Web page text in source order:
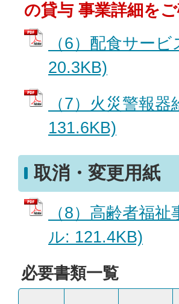
の貸与 事業詳細を
（6）配食サー
20.3KB)
（7）火災警報
131.6KB)
取消・変更用紙
（8）高齢者福
ル: 121.4KB)
必要書類一覧